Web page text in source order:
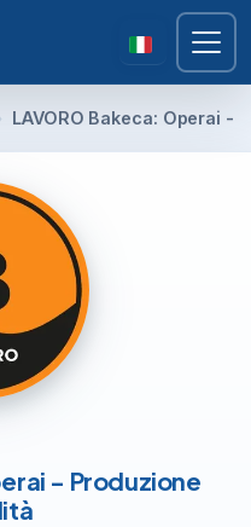
LAVORO Bakeca: Operai -
- Produzione